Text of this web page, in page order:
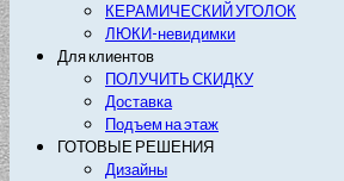
КЕРАМИЧЕСКИЙ УГОЛОК
ЛЮКИ-невидимки
Для клиентов
ПОЛУЧИТЬ СКИДКУ
Доставка
Подъем на этаж
ГОТОВЫЕ РЕШЕНИЯ
Дизайны